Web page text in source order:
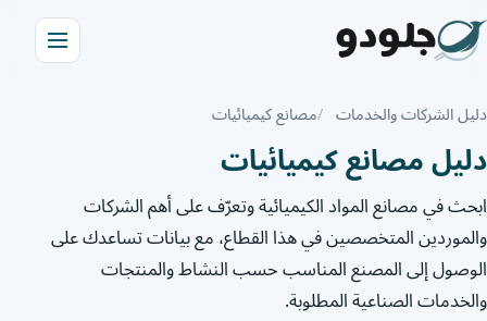
دليل الشركات والخدمات مصانع كيميائيات
دليل مصانع كيميائيات
ابحث في مصانع المواد الكيميائية وتعرّف على أهم الشركات
والموردين المتخصصين في هذا القطاع، مع بيانات تساعدك على
الوصول إلى المصنع المناسب حسب النشاط والمنتجات
والخدمات الصناعية المطلوبة.